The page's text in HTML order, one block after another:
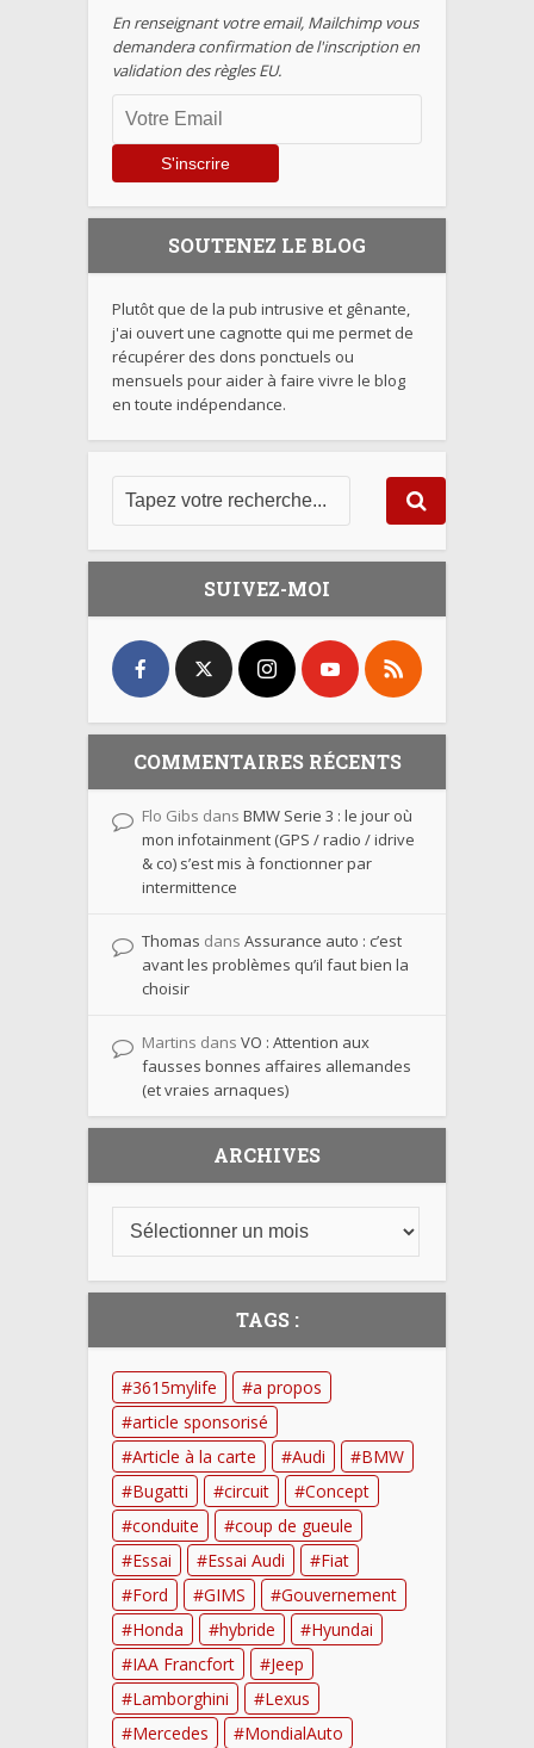
En renseignant votre email, Mailchimp vous
demandera confirmation de l'inscription en
validation des règles EU.
SOUTENEZ LE BLOG
Plutôt que de la pub intrusive et gênante,
j'ai ouvert une cagnotte qui me permet de
récupérer des dons ponctuels ou
mensuels pour aider à faire vivre le blog
en toute indépendance.
SUIVEZ-MOI
COMMENTAIRES RÉCENTS
Flo Gibs dans BMW Serie 3 : le jour où
mon infotainment (GPS / radio / idrive
& co) s’est mis à fonctionner par
intermittence
Thomas dans Assurance auto : c’est
avant les problèmes qu’il faut bien la
choisir
Martins dans VO : Attention aux
fausses bonnes affaires allemandes
(et vraies arnaques)
ARCHIVES
TAGS :
3615mylife
a propos
article sponsorisé
Article à la carte
Audi
BMW
Bugatti
circuit
Concept
conduite
coup de gueule
Essai
Essai Audi
Fiat
Ford
GIMS
Gouvernement
Honda
hybride
Hyundai
IAA Francfort
Jeep
Lamborghini
Lexus
Mercedes
MondialAuto